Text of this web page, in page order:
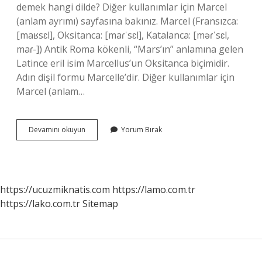
demek hangi dilde? Diğer kullanımlar için Marcel
(anlam ayrımı) sayfasına bakınız. Marcel (Fransızca:
[maʁsɛl], Oksitanca: [maɾˈsɛl], Katalanca: [məɾˈsɛl,
maɾ-]) Antik Roma kökenli, “Mars’ın” anlamına gelen
Latince eril isim Marcellus’un Oksitanca biçimidir.
Adın dişil formu Marcelle’dir. Diğer kullanımlar için
Marcel (anlam…
Devamını okuyun Mabude
Hangi
Yorum Bırak
https://ucuzmiknatis.com https://lamo.com.tr
https://lako.com.trSitemap